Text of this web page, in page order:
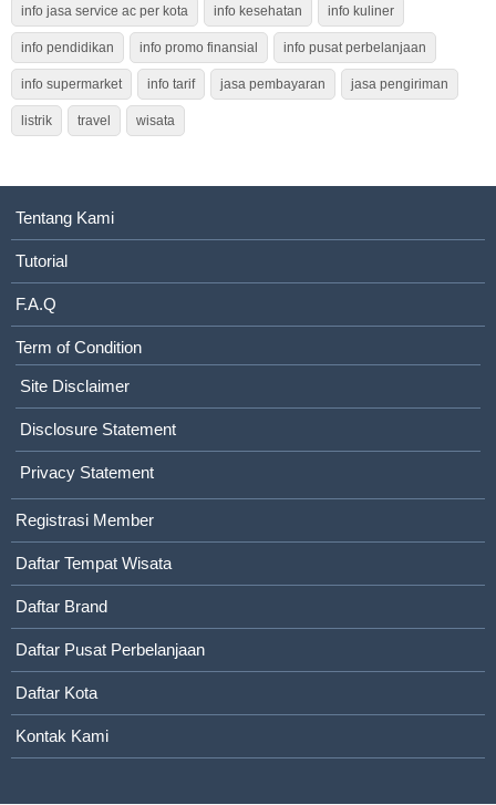
info jasa service ac per kota info kesehatan info kuliner
info pendidikan info promo finansial info pusat perbelanjaan
info supermarket info tarif jasa pembayaran jasa pengiriman
listrik travel wisata
Tentang Kami
Tutorial
F.A.Q
Term of Condition
Site Disclaimer
Disclosure Statement
Privacy Statement
Registrasi Member
Daftar Tempat Wisata
Daftar Brand
Daftar Pusat Perbelanjaan
Daftar Kota
Kontak Kami